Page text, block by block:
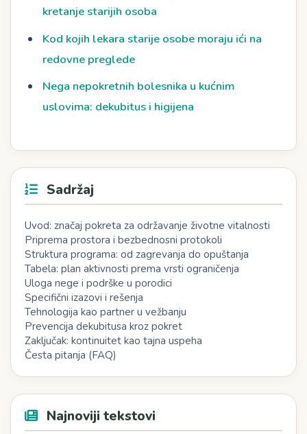
kretanje starijih osoba
Kod kojih lekara starije osobe moraju ići na
redovne preglede
Nega nepokretnih bolesnika u kućnim
uslovima: dekubitus i higijena
Sadržaj
Uvod: značaj pokreta za održavanje životne vitalnosti
Priprema prostora i bezbednosni protokoli
Struktura programa: od zagrevanja do opuštanja
Tabela: plan aktivnosti prema vrsti ograničenja
Uloga nege i podrške u porodici
Specifični izazovi i rešenja
Tehnologija kao partner u vežbanju
Prevencija dekubitusa kroz pokret
Zaključak: kontinuitet kao tajna uspeha
Česta pitanja (FAQ)
Najnoviji tekstovi